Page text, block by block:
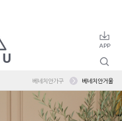
베네치안가구 베네치안거울